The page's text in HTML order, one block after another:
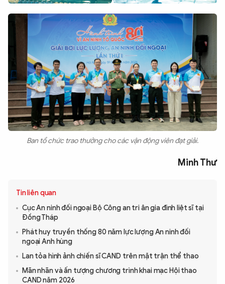
Ban tổ chức trao thưởng cho các vận động viên đạt giải.
Minh Thư
Tin liên quan
Cục An ninh đối ngoại Bộ Công an tri ân gia đình liệt sĩ tại
Đồng Tháp
Phát huy truyền thống 80 năm lực lượng An ninh đối
ngoại Anh hùng
Lan tỏa hình ảnh chiến sĩ CAND trên mặt trận thể thao
Mãn nhãn và ấn tượng chương trình khai mạc Hội thao
CAND năm 2026